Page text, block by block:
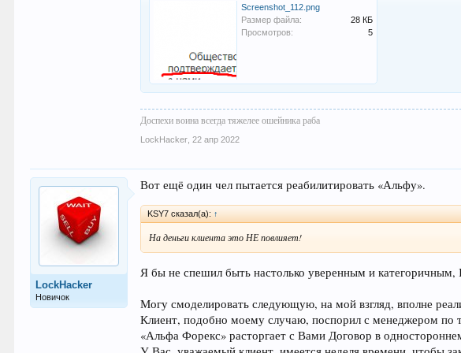
Screenshot_112.png
Размер файла:
28 КБ
Просмотров:
5
Доспехи воина всегда тяжелее ошейника раба
LockHacker 22 апр 2022
LockHacker
Новичок
Вот ещё один чел пытается реабилитировать «Альфу».
KSY7 сказал(а): ↑
На деньги клиента это НЕ повлияет!
Я бы не спешил быть настолько уверенным и категоричным,
Могу смоделировать следующую, на мой взгляд, вполне
Клиент, подобно моему случаю, поспорил с менеджером по
«Альфа Форекс» расторгает с Вами Договор в